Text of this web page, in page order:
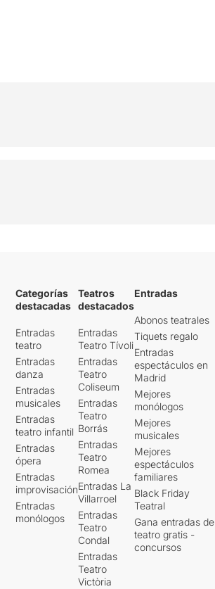
Categorías
destacadas
Entradas
teatro
Entradas
danza
Entradas
musicales
Entradas
teatro infantil
Entradas
ópera
Entradas
improvisación
Entradas
monólogos
Teatros
destacados
Entradas
Teatro Tívoli
Entradas
Teatro
Coliseum
Entradas
Teatro
Borrás
Entradas
Teatro
Romea
Entradas La
Villarroel
Entradas
Teatro
Condal
Entradas
Teatro
Victòria
Entradas
Abonos teatrales
Tiquets regalo
Entradas
espectáculos en
Madrid
Mejores
monólogos
Mejores
musicales
Mejores
espectáculos
familiares
Black Friday
Teatral
Gana entradas de
teatro gratis -
concursos